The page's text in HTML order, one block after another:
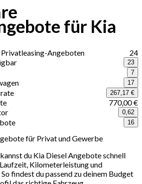
für Kia
Angeboten
24
23
7
17
267,17 €
770,00 €
0,62
16
für Privat und Gewerbe
du Kia Diesel Angebote schnell
Kilometerleistung und
findest du passend zu deinem Budget